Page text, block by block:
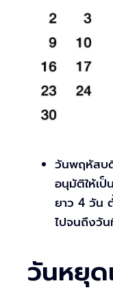
วันพฤหัสบ
อนุมัติให้เ
ยาว 4 วัน
ไปจนถึงวั
วันหยุด